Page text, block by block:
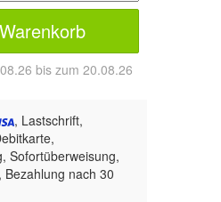
bis zum 20.08.26
, Lastschrift,
Sofortüberweisung,
Bezahlung nach 30